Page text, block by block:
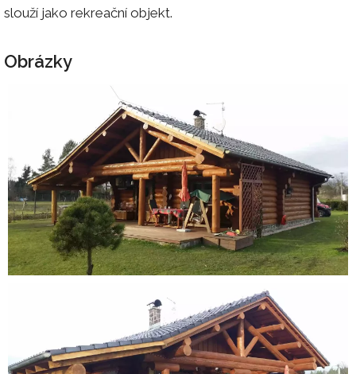
slouží jako rekreační objekt.
Obrázky